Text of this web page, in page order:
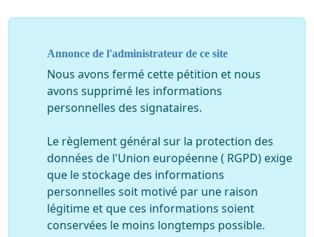
Annonce de l'administrateur de ce site
Nous avons fermé cette pétition et nous
avons supprimé les informations
personnelles des signataires.
Le règlement général sur la protection des
données de l'Union européenne ( RGPD) exige
que le stockage des informations
personnelles soit motivé par une raison
légitime et que ces informations soient
conservées le moins longtemps possible.